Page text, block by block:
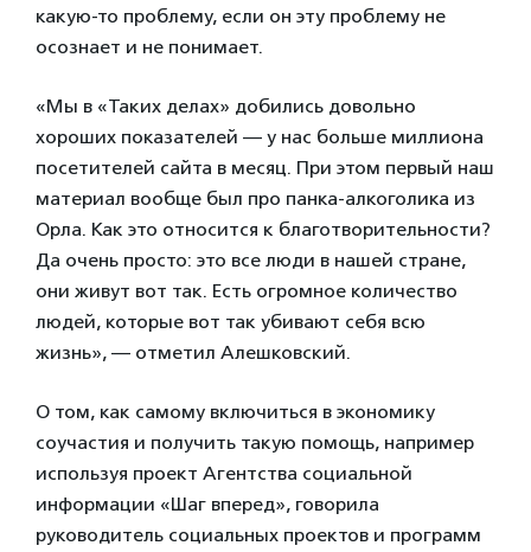
какую-то проблему, если он эту проблему не
осознает и не понимает.
«Мы в «Таких делах» добились довольно
хороших показателей — у нас больше миллиона
посетителей сайта в месяц. При этом первый наш
материал вообще был про панка-алкоголика из
Орла. Как это относится к благотворительности?
Да очень просто: это все люди в нашей стране,
они живут вот так. Есть огромное количество
людей, которые вот так убивают себя всю
жизнь», — отметил Алешковский.
О том, как самому включиться в экономику
соучастия и получить такую помощь, например
используя проект Агентства социальной
информации «Шаг вперед», говорила
руководитель социальных проектов и программ